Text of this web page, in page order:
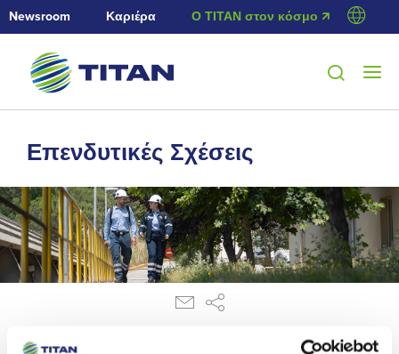
Newsroom Καριέρα Ο ΤΙΤΑΝ στον κόσμο 🡭
Επενδυτικές Σχέσεις